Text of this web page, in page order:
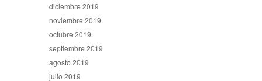
diciembre 2019
noviembre 2019
octubre 2019
septiembre 2019
agosto 2019
julio 2019